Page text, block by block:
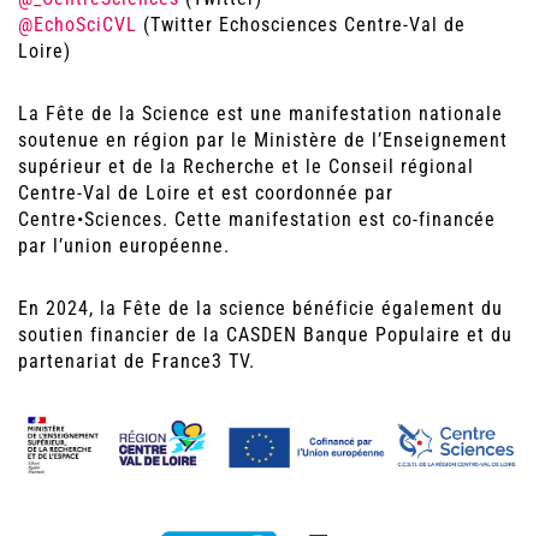
@EchoSciCVL (Twitter Echosciences Centre-Val de
Loire)
La Fête de la Science est une manifestation nationale
soutenue en région par le Ministère de l’Enseignement
supérieur et de la Recherche et le Conseil régional
Centre-Val de Loire et est coordonnée par
Centre•Sciences. Cette manifestation est co-financée
par l’union européenne.
En 2024, la Fête de la science bénéficie également du
soutien financier de la CASDEN Banque Populaire et du
partenariat de France3 TV.